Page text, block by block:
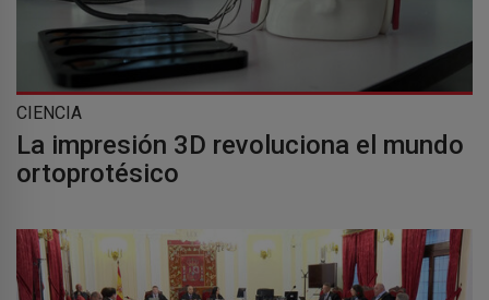
CIENCIA
La impresión 3D revoluciona el mundo
ortoprotésico